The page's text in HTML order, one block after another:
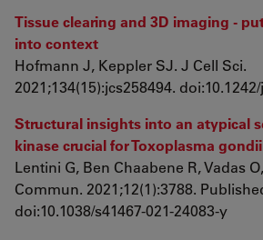
Tissue clearing and 3D imaging -
into context
Hofmann J, Keppler SJ. J Cell Sci.
2021;134(15):jcs258494.
Structural insights into an atypical
kinase crucial for Toxoplasma
Lentini G, Ben Chaabene R, Vadas
Commun. 2021;12(1):3788.
doi:10.1038/s41467-021-24083-y